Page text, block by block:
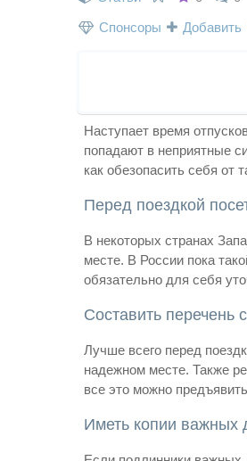
Спонсоры
Добавить
Наступает время
попадают в неприятные
как обезопасить себя от
Перед поездкой
В некоторых странах
месте. В России пока
обязательно для себя
Составить перечень
Лучше всего перед
надежном месте. Также
все это можно
Иметь копии важных